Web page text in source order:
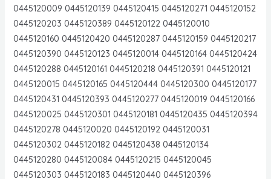
0445120009 0445120139 0445120415 0445120271 0445120152
0445120203 0445120389 0445120122 0445120010
0445120160 0445120420 0445120287 0445120159 0445120217
0445120390 0445120123 0445120014 0445120164 0445120424
0445120288 0445120161 0445120218 0445120391 0445120121
0445120015 0445120165 0445120444 0445120300 0445120177
0445120431 0445120393 0445120277 0445120019 0445120166
0445120025 0445120301 0445120181 0445120435 0445120394
0445120278 0445120020 0445120192 0445120031
0445120302 0445120182 0445120438 0445120134
0445120280 0445120084 0445120215 0445120045
0445120303 0445120183 0445120440 0445120396